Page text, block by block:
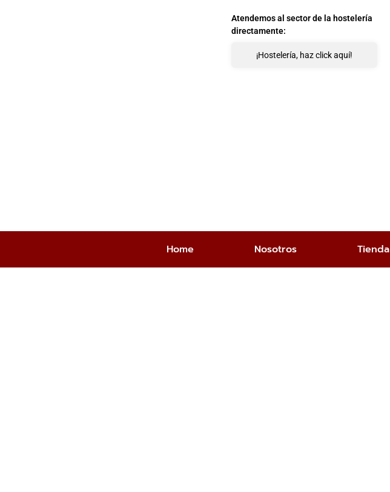
Atendemos al sector de la hostelería
directamente:
¡Hostelería, haz click aquí!
Home Nosotros Tienda